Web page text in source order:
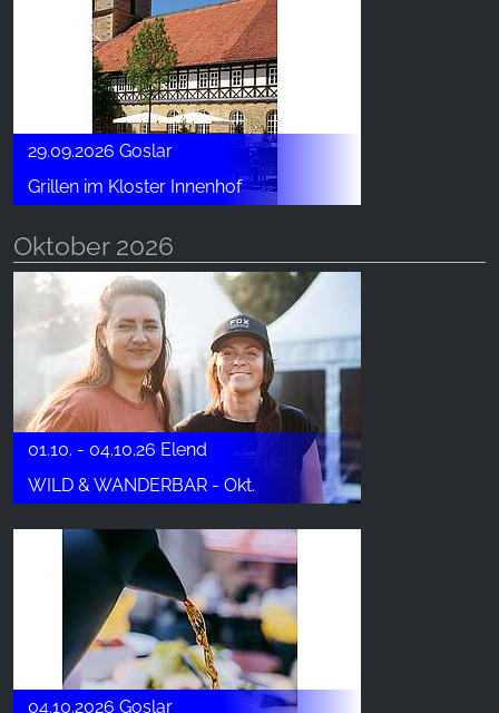
29.09.2026 Goslar
Grillen im Kloster Innenhof
Oktober 2026
01.10. - 04.10.26 Elend
WILD & WANDERBAR - Okt.
04.10.2026 Goslar